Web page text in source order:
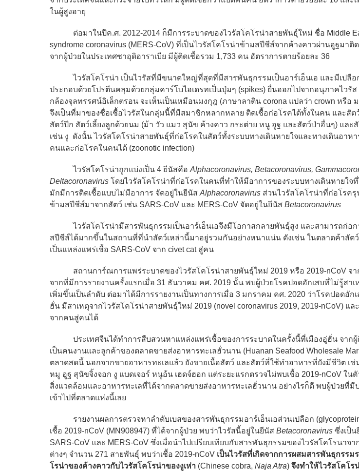
ในผู้สูงอายุ
ต่อมาในปีค.ศ. 2012-2014 ก็มีการระบาดของไวรัสโคโรน่าสายพันธุ์ใหม่ ชื่อ Middle
syndrome coronavirus (MERS-CoV) ที่เป็นไวรัสโคโรน่าข้ามสปีชีส์จากค้างคาวผ่านอูฐมาติ
จากผู้ป่วยในประเทศซาอุดิอาราเบีย มีผู้ติดเชื้อรวม 1,733 คน อัตราการตายร้อยละ 36
ไวรัสโคโรน่า เป็นไวรัสที่มีขนาดใหญ่ที่สุดที่มีสารพันธุกรรมเป็นอาร์เอ็นเอ และมีเปลื
ประกอบด้วยโปรตีนคลุมด้วยกลุ่มคาร์โบไฮเดรทเป็นปุ่มๆ (spikes) ยื่นออกไปจากอนุภาคไวรัส
กล้องจุลทรรศน์อิเล็กตรอน จะเห็นเป็นเหมือนมงกุฎ (ภาษาลาติน corona แปลว่า crown หรือ
จึงเป็นที่มาของชื่อเชื้อไวรัสในกลุ่มนี้ที่มีสมาชิกหลากหลาย ติดเชื้อก่อโรคได้ทั้งในคน และสัต
สัตว์ปีก สัตว์เลี้ยงลูกด้วยนม (ม้า วัว แมว สุนัข ค้างคาว กระต่าย หนู อูฐ และสัตว์ป่าอื่นๆ) และ
เช่น งู ดังนั้น ไวรัสโคโรน่าสายพันธุ์ที่ก่อโรคในสัตว์ทั้งระบบทางเดินหายใจและทางเดินอาห
คนและก่อโรคในคนได้ (zoonotic infection)
ไวรัสโคโรน่าถูกแบ่งเป็น 4 ยีนัสคือ Alphacoronavirus, Betacoronavirus,
Deltacoronavirus โดยไวรัสโคโรน่าที่ก่อโรคในคนที่ทำให้มีอาการของระบบทางเดินหายใจ
มักมีการติดเชื้อแบบไม่มีอาการ จัดอยู่ในยีนัส Alphacoronavirus ส่วนไวรัสโคโรน่าที่ก่อโรค
ข้ามสปีชีส์มาจากสัตว์ เช่น SARS-CoV และ MERS-CoV จัดอยู่ในยีนัส Betacoronavirus
ไวรัสโคโรน่ามีสารพันธุกรรมเป็นอาร์เอ็นเอจึงมีโอกาสกลายพันธุ์สูง และสามารถก่อก
สปีชีส์ได้มากขึ้นในสถานที่ที่นำสัตว์เหล่านี้มาอยู่รวมกันอย่างหนาแน่น ดังเช่น ในตลาดค้าสัตว์
เป็นแหล่งแพร่เชื้อ SARS-CoV จาก civet cat สู่คน
สถานการ์ณการแพร่ระบาดของไวรัสโคโรน่าสายพันธุ์ใหม่ 2019 หรือ 2019-nCoV จา
จากที่มีการรายงานครั้งแรกเมื่อ 31 ธันวาคม คศ. 2019 นั้น พบผู้ป่วยโรคปอดอักเสบที่ไม่รู้สาเ
เพิ่มขึ้นเป็นลำดับ ต่อมาได้มีการรายงานเป็นทางการเมื่อ 3 มกราคม คศ. 2020 ว่าโรคปอดอัก
ฮั่น มีสาเหตุจากไวรัสโคโรน่าสายพันธุ์ใหม่ 2019 (novel coronavirus 2019, 2019-nCoV) แล
จากคนสู่คนได้
ประเทศจีนได้ทำการสืบสวนหาแหล่งแพร่เชื้อของการระบาดในครั้งนี้ที่เมืองอู่ฮั่น จากผู้
เป็นคนงานและลูกค้าของตลาดขายส่งอาหารทะเลฮั่วนาน (Huanan Seafood Wholesale
ตลาดสดนี้ นอกจากขายอาหารทะเลแล้ว ยังขายเนื้อสัตว์ และสัตว์ที่ใช้ทำอาหารที่ยังมีชีวิต เช่
หมู อูฐ สุนัขจิ้งจอก งู แบดเจอร์ หนูอ้น เฮดจ์ฮอก แต่ระยะแรกตรวจไม่พบเชื้อ 2019-nCoV ในตั
สิ่งแวดล้อมและอาหารทะเลที่ได้จากตลาดขายส่งอาหารทะเลฮั่วนาน อย่างไรก็ดี พบผู้ป่วยที่มี
เข้าไปที่ตลาดแห่งนี้เลย
รายงานผลการตรวจหาลำดับเบสของสารพันธุกรรมอาร์เอ็นเอส่วนเปลือก
เชื้อ 2019-nCoV (MN908947) ที่ได้จากผู้ป่วย พบว่าไวรัสนี้อยู่ในยีนัส Betacoronavirus ซึ่งเป็น
SARS-CoV และ MERS-CoV ซึ่งเมื่อนำไปเปรียบเทียบกับสารพันธุกรรมของไวรัสโคโรนาจ
ต่างๆ จำนวน 271 สายพันธุ์ พบว่าเชื้อ 2019-nCoV เป็นไวรัสที่เกิดจากการผสมสารพันธุกรรม
โรน่าของค้างคาวกับไวรัสโคโรน่าของงูเห่า (Chinese cobra, Naja Atra) จึงทำให้ไวรัสโคโ